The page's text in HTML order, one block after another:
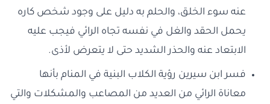
عنه سوء الخلق، والحلم به دليل على وجود شخص كاره
يحمل الحقد والغل في نفسه تجاه الرائي فيجب عليه
الابتعاد عنه والحذر الشديد حتى لا يتعرض لأذى.
فسر ابن سيرين رؤية الكلاب البنية في المنام بأنها
معاناة الرائي من العديد من المصاعب والمشكلات والتي